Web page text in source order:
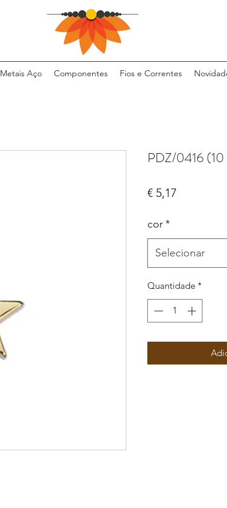
Metais Aço Componentes Fios e Correntes
PDZ/0416 (10
€ 5,17
cor*
Selecionar
Quantidade *